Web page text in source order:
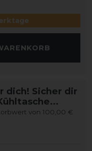
dich! Sicher dir
von 100,00 €